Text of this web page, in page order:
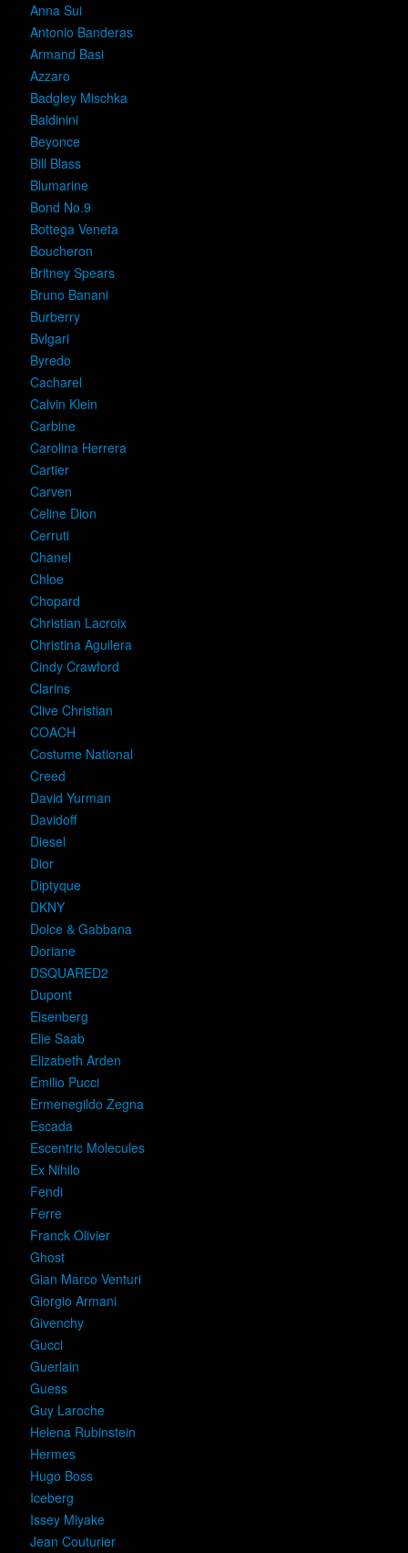
Anna Sui
Antonio Banderas
Armand Basi
Azzaro
Badgley Mischka
Baldinini
Beyonce
Bill Blass
Blumarine
Bond No.9
Bottega Veneta
Boucheron
Britney Spears
Bruno Banani
Burberry
Bvlgari
Byredo
Cacharel
Calvin Klein
Carbine
Carolina Herrera
Cartier
Carven
Celine Dion
Cerruti
Chanel
Chloe
Chopard
Christian Lacroix
Christina Aguilera
Cindy Crawford
Clarins
Clive Christian
COACH
Costume National
Creed
David Yurman
Davidoff
Diesel
Dior
Diptyque
DKNY
Dolce & Gabbana
Doriane
DSQUARED2
Dupont
Eisenberg
Elie Saab
Elizabeth Arden
Emilio Pucci
Ermenegildo Zegna
Escada
Escentric Molecules
Ex Nihilo
Fendi
Ferre
Franck Olivier
Ghost
Gian Marco Venturi
Giorgio Armani
Givenchy
Gucci
Guerlain
Guess
Guy Laroche
Helena Rubinstein
Hermes
Hugo Boss
Iceberg
Issey Miyake
Jean Couturier